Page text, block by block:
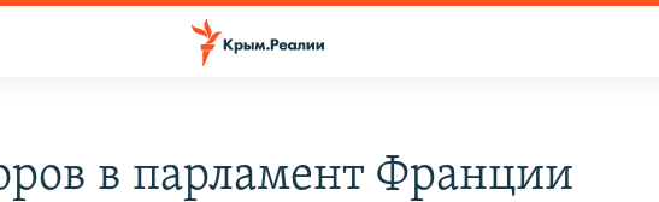
в парламент Франции